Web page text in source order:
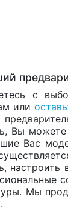
с
или
Вы можете
Вас
Мы